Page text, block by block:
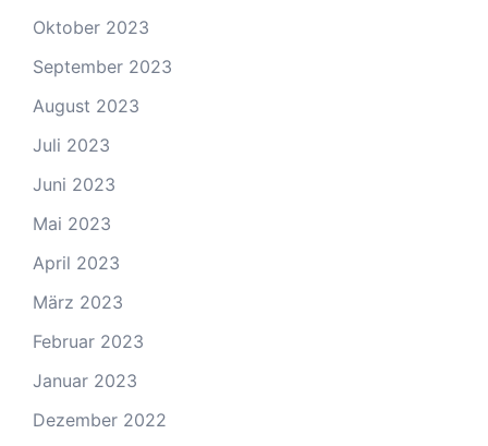
Oktober 2023
September 2023
August 2023
Juli 2023
Juni 2023
Mai 2023
April 2023
März 2023
Februar 2023
Januar 2023
Dezember 2022